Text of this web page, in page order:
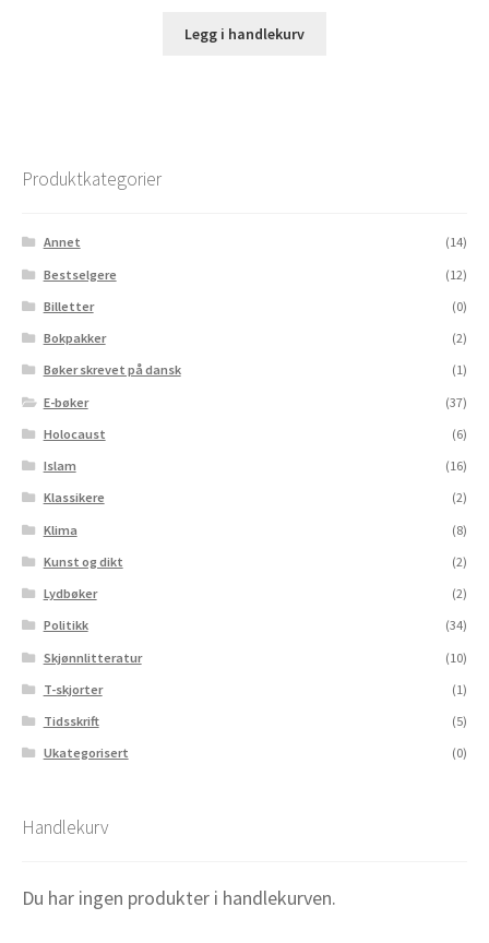
Legg i handlekurv
Produktkategorier
Annet
(14)
Bestselgere
(12)
Billetter
(0)
Bokpakker
(2)
Bøker skrevet på dansk
(1)
E-bøker
(37)
Holocaust
(6)
Islam
(16)
Klassikere
(2)
Klima
(8)
Kunst og dikt
(2)
Lydbøker
(2)
Politikk
(34)
Skjønnlitteratur
(10)
T-skjorter
(1)
Tidsskrift
(5)
Ukategorisert
(0)
Handlekurv
Du har ingen produkter i handlekurven.